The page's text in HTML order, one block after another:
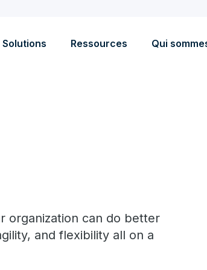
Solutions Ressources Qui
organization can do better
and flexibility all on a